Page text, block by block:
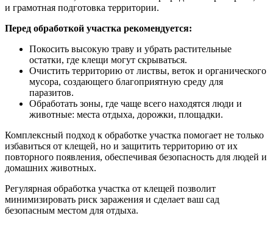
и грамотная подготовка территории.
Перед обработкой участка рекомендуется:
Покосить высокую траву и убрать растительные
остатки, где клещи могут скрываться.
Очистить территорию от листвы, веток и органического
мусора, создающего благоприятную среду для
паразитов.
Обработать зоны, где чаще всего находятся люди и
животные: места отдыха, дорожки, площадки.
Комплексный подход к обработке участка помогает не только
избавиться от клещей, но и защитить территорию от их
повторного появления, обеспечивая безопасность для людей и
домашних животных.
Регулярная обработка участка от клещей позволит
минимизировать риск заражения и сделает ваш сад
безопасным местом для отдыха.